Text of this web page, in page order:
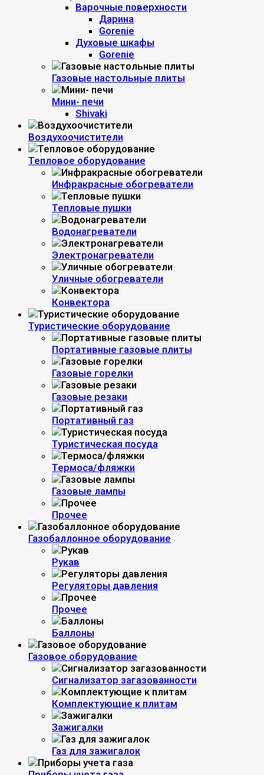
Варочные поверхности
Дарина
Gorenie
Духовые шкафы
Gorenie
Газовые настольные плиты
Мини- печи
Shivaki
Воздухоочистители
Тепловое оборудование
Инфракрасные обогреватели
Тепловые пушки
Водонагреватели
Электронагреватели
Уличные обогреватели
Конвектора
Туристические оборудование
Портативные газовые плиты
Газовые горелки
Газовые резаки
Портативный газ
Туристическая посуда
Термоса/фляжки
Газовые лампы
Прочее
Газобаллонное оборудование
Рукав
Регуляторы давления
Прочее
Баллоны
Газовое оборудование
Сигнализатор загазованности
Комплектующие к плитам
Зажигалки
Газ для зажигалок